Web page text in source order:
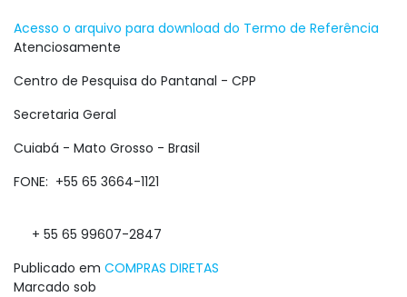
Acesso o arquivo para download do Termo de Referência
Atenciosamente
Centro de Pesquisa do Pantanal - CPP
Secretaria Geral
Cuiabá - Mato Grosso - Brasil
FONE: +55 65 3664-1121
+ 55 65 99607-2847
Publicado em COMPRAS DIRETAS
Marcado sob